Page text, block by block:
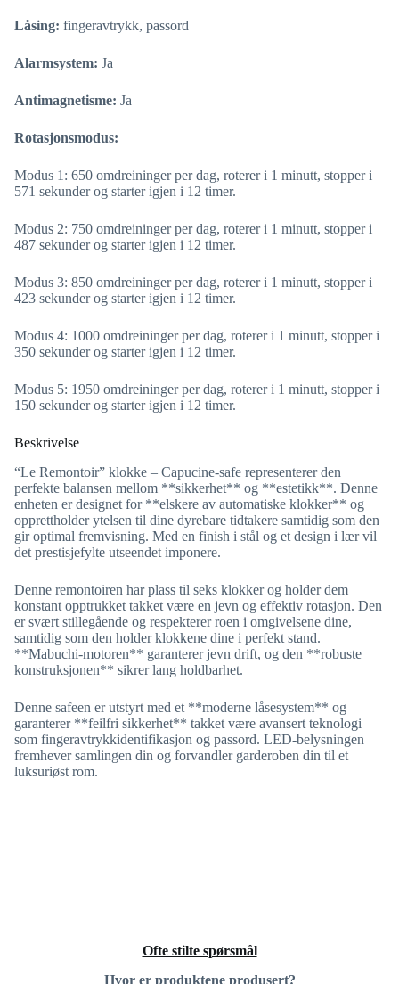
Låsing: fingeravtrykk, passord
Alarmsystem: Ja
Antimagnetisme: Ja
Rotasjonsmodus:
Modus 1: 650 omdreininger per dag, roterer i 1 minutt, stopper i
571 sekunder og starter igjen i 12 timer.
Modus 2: 750 omdreininger per dag, roterer i 1 minutt, stopper i
487 sekunder og starter igjen i 12 timer.
Modus 3: 850 omdreininger per dag, roterer i 1 minutt, stopper i
423 sekunder og starter igjen i 12 timer.
Modus 4: 1000 omdreininger per dag, roterer i 1 minutt, stopper i
350 sekunder og starter igjen i 12 timer.
Modus 5: 1950 omdreininger per dag, roterer i 1 minutt, stopper i
150 sekunder og starter igjen i 12 timer.
Beskrivelse
“Le Remontoir” klokke – Capucine-safe representerer den
perfekte balansen mellom **sikkerhet** og **estetikk**. Denne
enheten er designet for **elskere av automatiske klokker** og
opprettholder ytelsen til dine dyrebare tidtakere samtidig som den
gir optimal fremvisning. Med en finish i stål og et design i lær vil
det prestisjefylte utseendet imponere.
Denne remontoiren har plass til seks klokker og holder dem
konstant opptrukket takket være en jevn og effektiv rotasjon. Den
er svært stillegående og respekterer roen i omgivelsene dine,
samtidig som den holder klokkene dine i perfekt stand.
**Mabuchi-motoren** garanterer jevn drift, og den **robuste
konstruksjonen** sikrer lang holdbarhet.
Denne safeen er utstyrt med et **moderne låsesystem** og
garanterer **feilfri sikkerhet** takket være avansert teknologi
som fingeravtrykkidentifikasjon og passord. LED-belysningen
fremhever samlingen din og forvandler garderoben din til et
luksuriøst rom.
Ofte stilte spørsmål
Hvor er produktene produsert?